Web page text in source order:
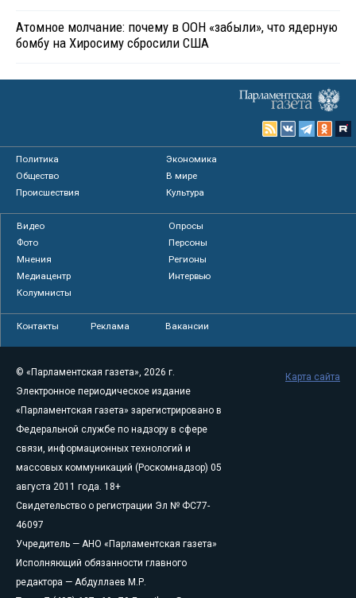
Атомное молчание: почему в ООН «забыли», что ядерную
бомбу на Хиросиму сбросили США
Политика
Экономика
Общество
В мире
Происшествия
Культура
Видео
Опросы
Фото
Персоны
Мнения
Регионы
Медиацентр
Интервью
Колумнисты
Контакты Реклама Вакансии
© «Парламентская газета», 2026 г.
Электронное периодическое издание
«Парламентская газета» зарегистрировано в
Федеральной службе по надзору в сфере
связи, информационных технологий и
массовых коммуникаций (Роскомнадзор) 05
августа 2011 года. 18+
Свидетельство о регистрации Эл № ФС77-
46097
Учредитель — АНО «Парламентская газета»
Исполняющий обязанности главного
редактора — Абдуллаев М.Р.
Карта сайта